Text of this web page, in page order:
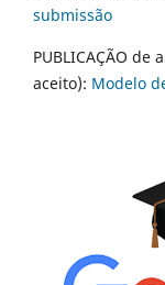
submissão
PUBLICAÇÃO
aceito): Modelo